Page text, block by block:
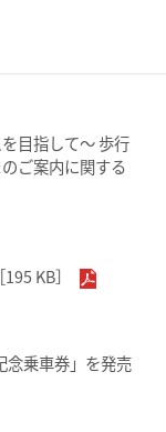
目指して～ 歩行
ご案内に関する
KB］
念乗車券」を発売